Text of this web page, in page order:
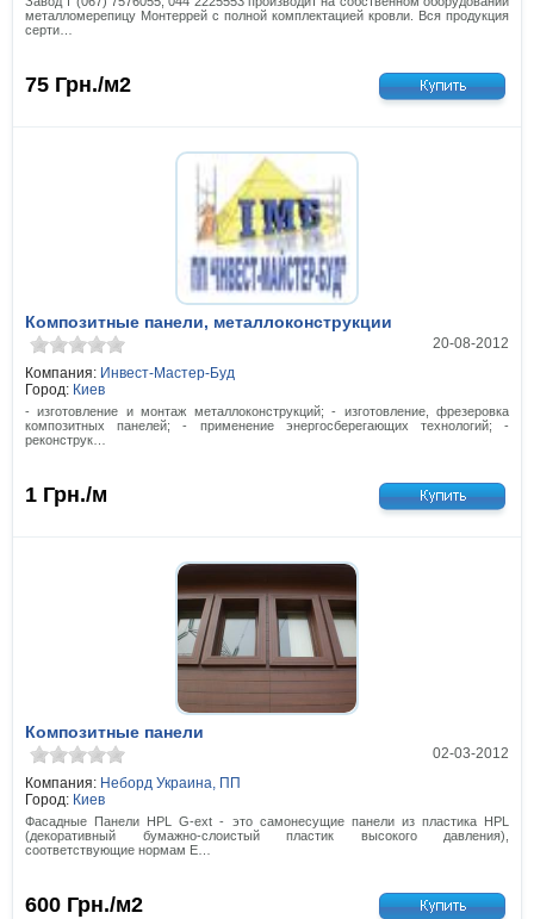
металломерепицу Монтеррей с полной комплектацией кровли. Вся продукция
серти…
75 Грн./м2
Композитные панели, металлоконструкции
20-08-2012
Компания: Инвест-Мастер-Буд
Город: Киев
- изготовление и монтаж металлоконструкций; - изготовление, фрезеровка
композитных панелей; - применение энергосберегающих технологий; -
реконструк…
1 Грн./м
Композитные панели
02-03-2012
Компания: Неборд Украина, ПП
Город: Киев
Фасадные Панели HPL G-ext - это самонесущие панели из пластика HPL
(декоративный бумажно-слоистый пластик высокого давления),
соответствующие нормам E…
600 Грн./м2